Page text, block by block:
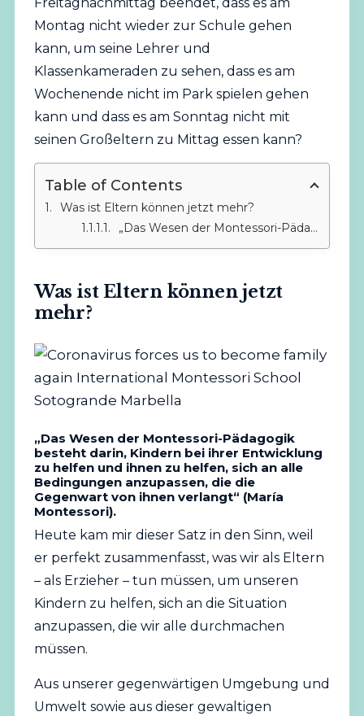
Montag nicht wieder zur Schule gehen
kann, um seine Lehrer und
Klassenkameraden zu sehen, dass es am
Wochenende nicht im Park spielen gehen
kann und dass es am Sonntag nicht mit
seinen Großeltern zu Mittag essen kann?
Table of Contents
Was ist Eltern können jetzt mehr?
„Das Wesen der Montessori-Pädagogik besteht darin, Kindern bei ihrer Entwicklung zu helfen und ihnen zu helfen, sich an alle Bedingungen anzupassen, die die Gegenwart von ihnen verlangt“ (María Montessori).
Was ist Eltern können jetzt
mehr?
„Das Wesen der Montessori-Pädagogik
besteht darin, Kindern bei ihrer Entwicklung
zu helfen und ihnen zu helfen, sich an alle
Bedingungen anzupassen, die die
Gegenwart von ihnen verlangt“ (María
Montessori).
Heute kam mir dieser Satz in den Sinn, weil
er perfekt zusammenfasst, was wir als Eltern
– als Erzieher – tun müssen, um unseren
Kindern zu helfen, sich an die Situation
anzupassen, die wir alle durchmachen
müssen.
Aus unserer gegenwärtigen Umgebung und
Umwelt sowie aus dieser gewaltigen